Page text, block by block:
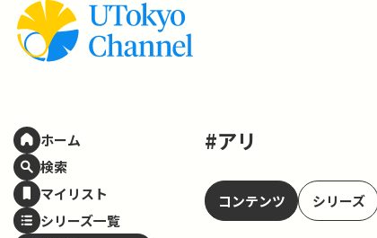
ホーム
検索
マイリスト
シリーズ一覧
#アリ
コンテンツ シリーズ